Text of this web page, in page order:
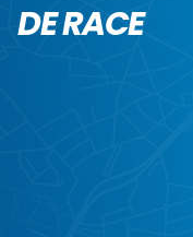
DE RACE